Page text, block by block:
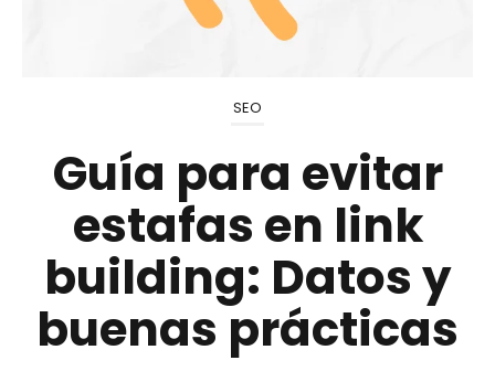
SEO
Guía para evitar
estafas en link
building: Datos y
buenas prácticas